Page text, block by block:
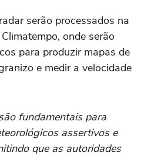
serão processados na
onde serão
para produzir mapas de
e medir a velocidade
fundamentais para
assertivos e
que as autoridades